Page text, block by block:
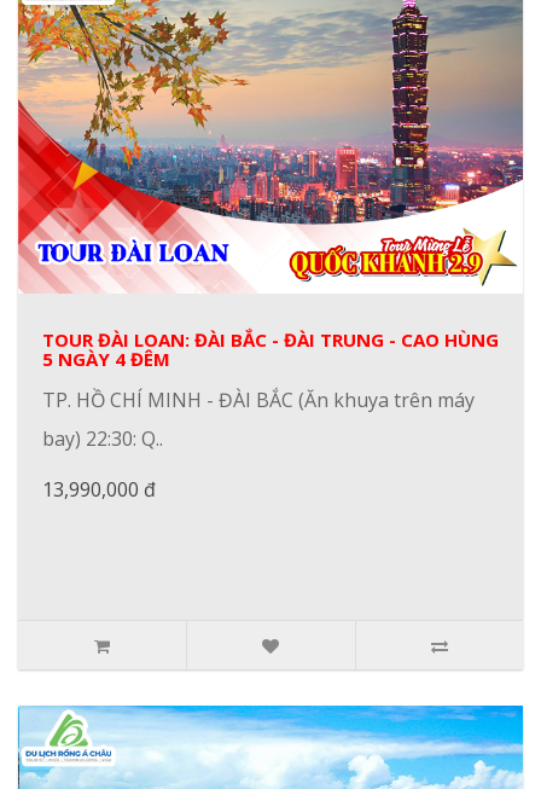
TOUR ĐÀI LOAN: ĐÀI BẮC - ĐÀI TRUNG - CAO HÙNG
5 NGÀY 4 ĐÊM
TP. HỒ CHÍ MINH - ĐÀI BẮC (Ăn khuya trên máy
bay) 22:30: Q..
13,990,000 đ